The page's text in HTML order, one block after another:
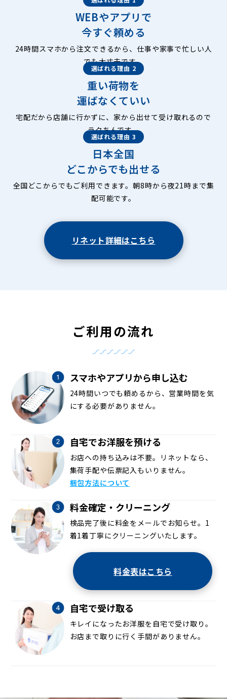
WEBやアプリで
今すぐ頼める
24時間スマホから注文できるから、仕事や家事で忙しい人
でも大丈夫です。
選ばれる理由 2
重い荷物を
運ばなくていい
宅配だから店舗に行かずに、家から出せて受け取れるので
ラクちんです。
選ばれる理由 3
日本全国
どこからでも出せる
全国どこからでもご利用できます。朝8時から夜21時まで集
配可能です。
リネット詳細はこちら
ご利用の流れ
スマホやアプリから申し込む
24時間いつでも頼めるから、営業時間を気
にする必要がありません。
自宅でお洋服を預ける
お店への持ち込みは不要。リネットなら、
集荷手配や伝票記入もいりません。
梱包方法について
料金確定・クリーニング
検品完了後に料金をメールでお知らせ。1
着1着丁寧にクリーニングいたします。
料金表はこちら
自宅で受け取る
キレイになったお洋服を自宅で受け取り。
お店まで取りに行く手間がありません。